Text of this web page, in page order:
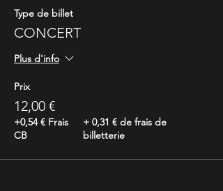
Type de billet
CONCERT
Plus d'info
Prix
12,00 €
+0,54 € Frais
CB
+ 0,31 € de frais de
billetterie